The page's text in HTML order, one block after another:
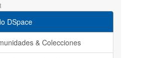
DSpace
& Colecciones